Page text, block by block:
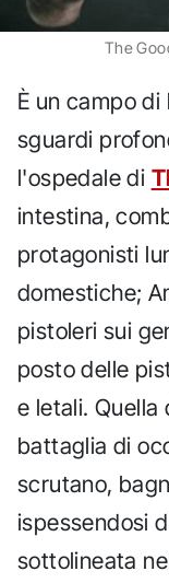
The
È un campo
sguardi
l'ospedale di
intestina,
protagonisti
domestiche;
pistoleri sui
posto delle
e letali. Quella
battaglia di
scrutano,
ispessendosi
sottolineata